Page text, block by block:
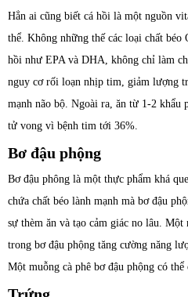
Hẳn ai cũng biết cá hồi là một nguồn
thể. Không những thế các loại chất
hồi như EPA và DHA, không chỉ làm
nguy cơ rối loạn nhịp tim, giảm lượng
mạnh não bộ. Ngoài ra, ăn từ 1-2 khẩu
tử vong vì bệnh tim tới 36%.
Bơ đậu phộng
Bơ đậu phông là một thực phẩm khá
chứa chất béo lành mạnh mà bơ đậu
sự thèm ăn và tạo cảm giác no lâu.
trong bơ đậu phộng tăng cường năng
Một muỗng cà phê bơ đậu phộng có